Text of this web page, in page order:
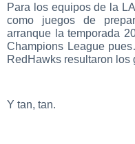
Para los equipos de la
como juegos de
arranque la temporada
Champions League
RedHawks resultaron los
Y tan, tan.